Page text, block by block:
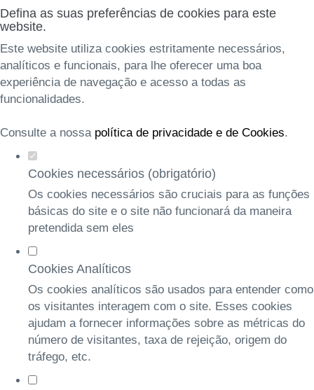
Defina as suas preferências de cookies para este
website.
Este website utiliza cookies estritamente necessários,
analíticos e funcionais, para lhe oferecer uma boa
experiência de navegação e acesso a todas as
funcionalidades.
Consulte a nossa política de privacidade e de Cookies.
Cookies necessários (obrigatório)
Os cookies necessários são cruciais para as funções
básicas do site e o site não funcionará da maneira
pretendida sem eles
Cookies Analíticos
Os cookies analíticos são usados para entender como
os visitantes interagem com o site. Esses cookies
ajudam a fornecer informações sobre as métricas do
número de visitantes, taxa de rejeição, origem do
tráfego, etc.